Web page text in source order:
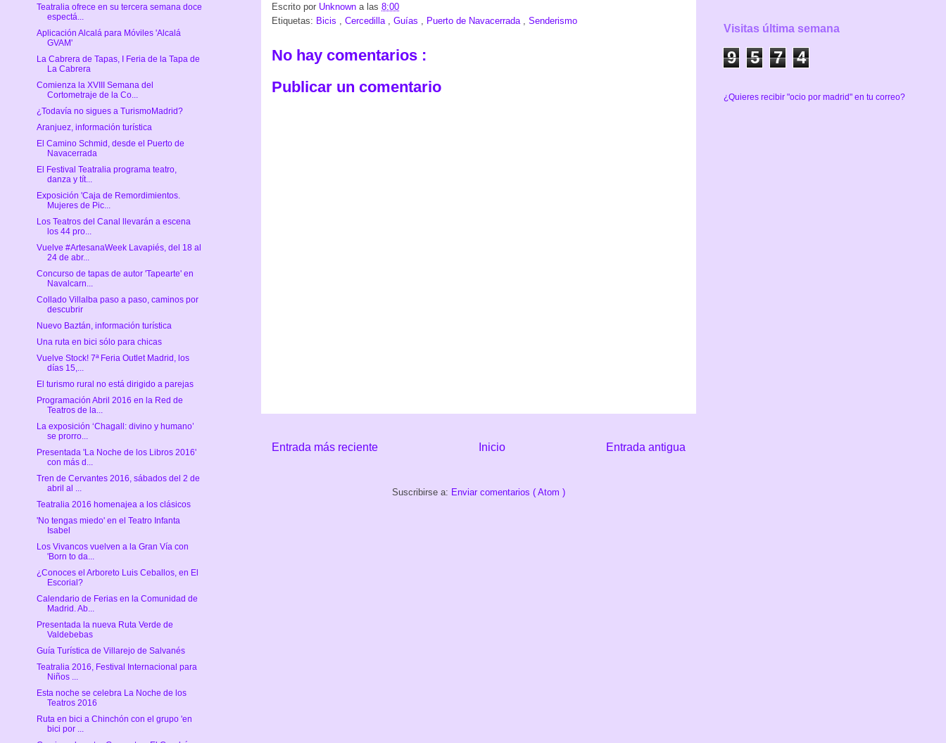
Escrito por Unknown a las 8:00
Etiquetas: Bicis Cercedilla Guías Puerto de Navacerrada Senderismo
No hay comentarios :
Publicar un comentario
Entrada más reciente Entrada antigua
Inicio
Suscribirse a: Enviar comentarios ( Atom )
Teatralia ofrece en su tercera semana doce
espectá...
Aplicación Alcalá para Móviles 'Alcalá
GVAM'
La Cabrera de Tapas, I Feria de la Tapa de
La Cabrera
Comienza la XVIII Semana del
Cortometraje de la Co...
¿Todavía no sigues a TurismoMadrid?
Aranjuez, información turística
El Camino Schmid, desde el Puerto de
Navacerrada
El Festival Teatralia programa teatro,
danza y tít...
Exposición 'Caja de Remordimientos.
Mujeres de Pic...
Los Teatros del Canal llevarán a escena
los 44 pro...
Vuelve #ArtesanaWeek Lavapiés, del 18 al
24 de abr...
Concurso de tapas de autor 'Tapearte' en
Navalcarn...
Collado Villalba paso a paso, caminos por
descubrir
Nuevo Baztán, información turística
Una ruta en bici sólo para chicas
Vuelve Stock! 7ª Feria Outlet Madrid, los
días 15,...
El turismo rural no está dirigido a parejas
Programación Abril 2016 en la Red de
Teatros de la...
La exposición ‘Chagall: divino y humano’
se prorro...
Presentada 'La Noche de los Libros 2016'
con más d...
Tren de Cervantes 2016, sábados del 2 de
abril al ...
Teatralia 2016 homenajea a los clásicos
'No tengas miedo' en el Teatro Infanta
Isabel
Los Vivancos vuelven a la Gran Vía con
'Born to da...
¿Conoces el Arboreto Luis Ceballos, en El
Escorial?
Calendario de Ferias en la Comunidad de
Madrid. Ab...
Presentada la nueva Ruta Verde de
Valdebebas
Guía Turística de Villarejo de Salvanés
Teatralia 2016, Festival Internacional para
Niños ...
Esta noche se celebra La Noche de los
Teatros 2016
Ruta en bici a Chinchón con el grupo 'en
bici por ...
Visitas última semana
9 5 7 4
¿Quieres recibir "ocio por madrid" en tu correo?